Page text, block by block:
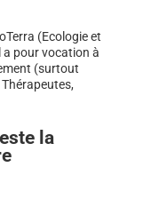
(Ecologie et
a pour vocation à
(surtout
la